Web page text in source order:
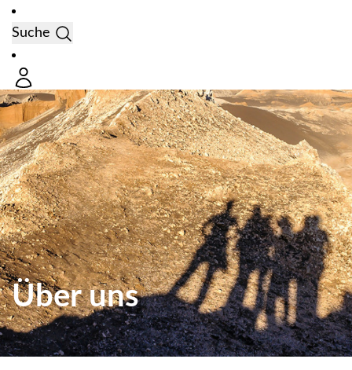
Suche
Über uns